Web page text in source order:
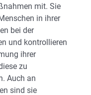
mit. Sie
in ihrer
bei der
und kontrollieren
ihrer
zu
Auch an
sind sie